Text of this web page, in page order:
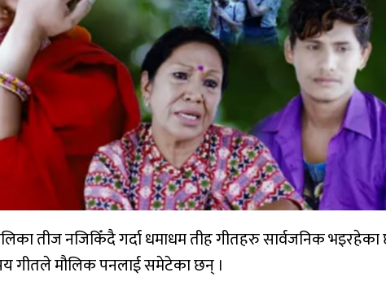
तीज नजिकिँदै गर्दा धमाधम तीह गीतहरु सार्वजनिक भइरहेका
गीतले मौलिक पनलाई समेटेका छन् ।